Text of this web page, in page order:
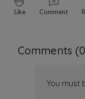
Like Comment
Comments (0
You must